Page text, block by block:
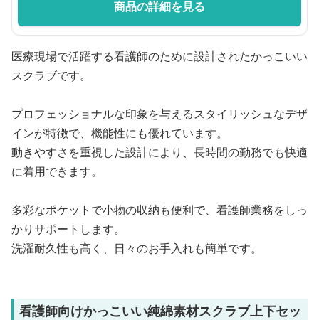
商品の詳細を見る
医療現場で活躍する看護師のために設計されたかっこいい
スクラブです。
プロフェッショナルな印象を与えるスタイリッシュなデザ
インが特徴で、機能性にも優れています。
動きやすさを重視した設計により、長時間の勤務でも快適
に着用できます。
多彩なポケットで小物の収納も便利で、看護師業務をしっ
かりサポートします。
洗濯耐久性も高く、日々のお手入れも簡単です。
看護師向けかっこいい純綿素材スクラブ上下セッ